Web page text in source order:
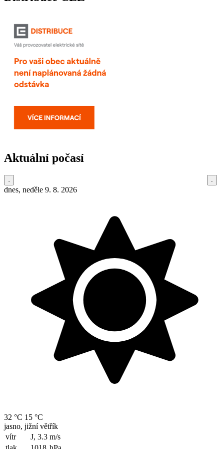
Aktuální počasí
dnes, neděle 9. 8. 2026
32 °C 15 °C
jasno, jižní větřík
vítr
J, 3.3 m/s